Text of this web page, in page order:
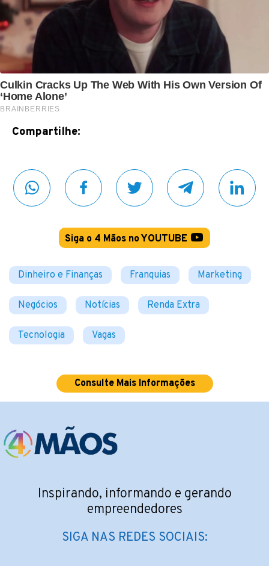
Compartilhe:
Siga o 4 Mãos no YOUTUBE
Dinheiro e Finanças Franquias Marketing
Negócios Notícias Renda Extra
Tecnologia Vagas
Consulte Mais Informações
Inspirando, informando e gerando
empreendedores
SIGA NAS REDES SOCIAIS: